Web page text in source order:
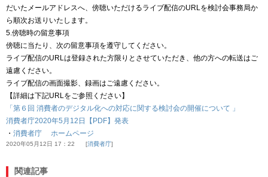
だいたメールアドレスへ、傍聴いただけるライブ配信のURLを検討会事務局か
ら順次お送りいたします。
5.傍聴時の留意事項
傍聴に当たり、次の留意事項を遵守してください。
ライブ配信のURLは登録された方限りとさせていただき、他の方への転送はご
遠慮ください。
ライブ配信の画面撮影、録画はご遠慮ください。
【詳細は下記URLをご参照ください】
「第６回 消費者のデジタル化への対応に関する検討会の開催について 」
消費者庁2020年5月12日【PDF】発表
・ 消費者庁 ホームページ
2020年05月12日 17：22 消費者庁
関連記事